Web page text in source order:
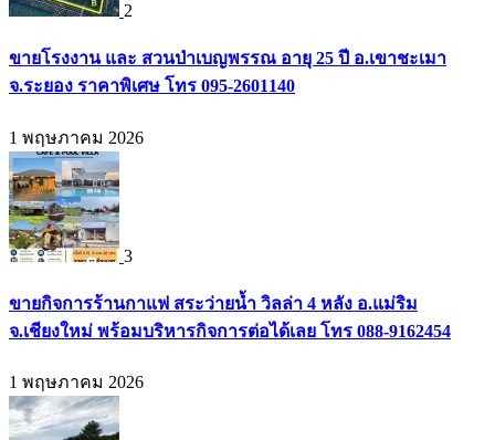
2
ขายโรงงาน และ สวนป่าเบญพรรณ อายุ 25 ปี อ.เขาชะเมา
จ.ระยอง ราคาพิเศษ โทร 095-2601140
1 พฤษภาคม 2026
3
ขายกิจการร้านกาแฟ สระว่ายน้ำ วิลล่า 4 หลัง อ.แม่ริม
จ.เชียงใหม่ พร้อมบริหารกิจการต่อได้เลย โทร 088-9162454
1 พฤษภาคม 2026